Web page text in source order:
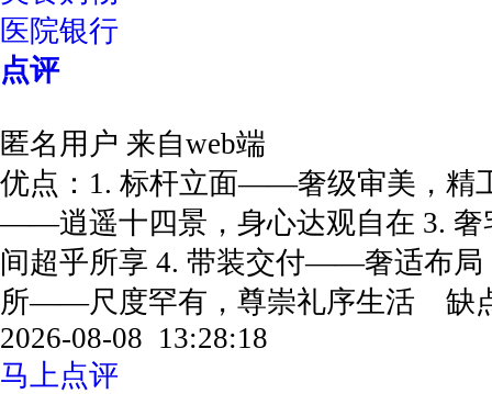
医院银行
点评
匿名用户 来自web端
优点：1. 标杆立面——奢级审美，精
——逍遥十四景，身心达观自在 3.
间超乎所享 4. 带装交付——奢适布局
所——尺度罕有，尊崇礼序生活
2026-08-08 13:28:18
马上点评